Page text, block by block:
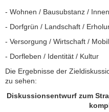
- Wohnen / Bausubstanz /
- Dorfgrün / Landschaft /
- Versorgung / Wirtschaft /
- Dorfleben / Identität / Kultur
Die Ergebnisse der
zu sehen:
Diskussionsentwurf zum